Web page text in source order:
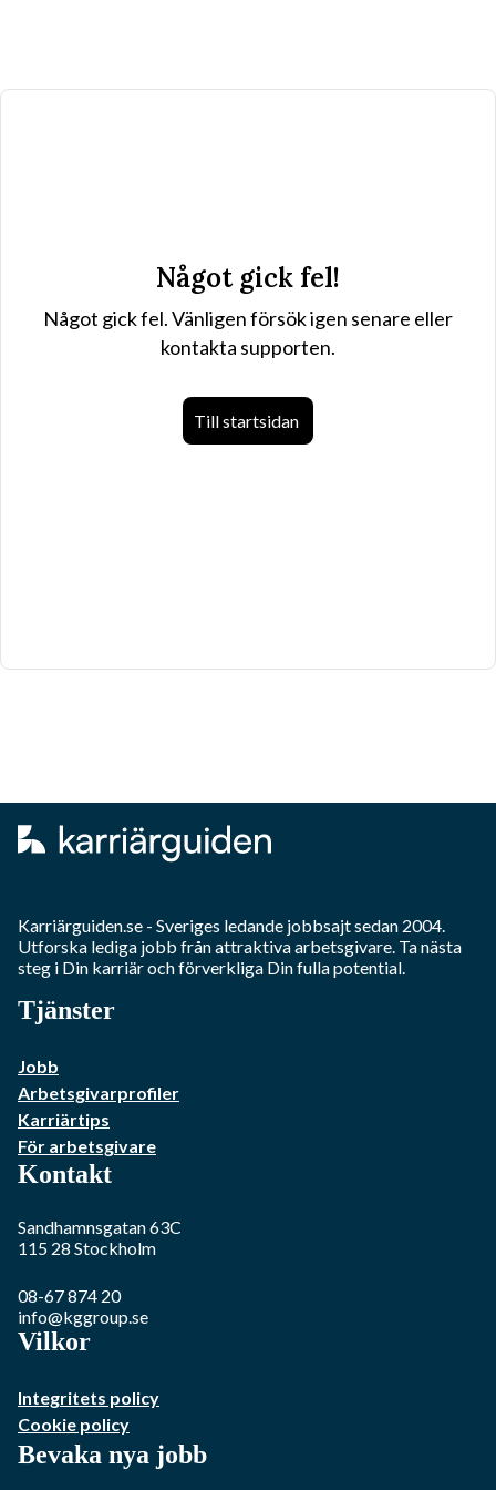
Något gick fel!
Något gick fel. Vänligen försök igen senare eller
kontakta supporten.
Till startsidan
Karriärguiden.se - Sveriges ledande jobbsajt sedan 2004.
Utforska lediga jobb från attraktiva arbetsgivare. Ta nästa
steg i Din karriär och förverkliga Din fulla potential.
Tjänster
Jobb
Arbetsgivarprofiler
Karriärtips
För arbetsgivare
Kontakt
Sandhamnsgatan 63C
115 28 Stockholm
08-67 874 20
info@kggroup.se
Vilkor
Integritets policy
Cookie policy
Bevaka nya jobb